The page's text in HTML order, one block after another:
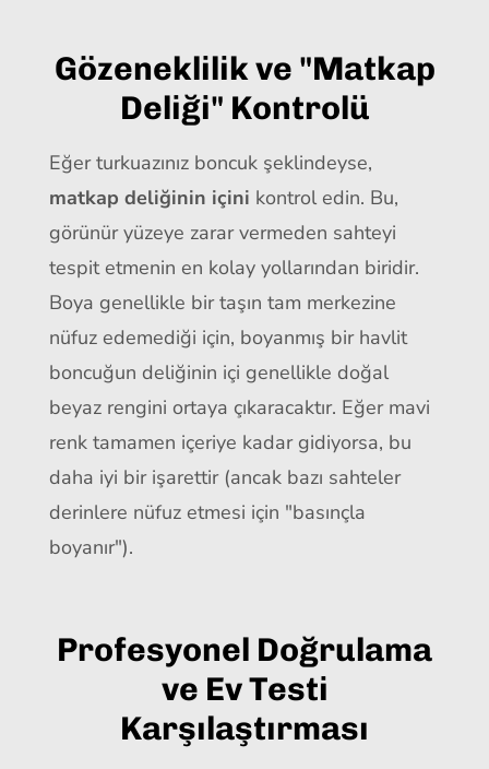
Gözeneklilik ve "Matkap
Deliği" Kontrolü
Eğer turkuazınız boncuk şeklindeyse,
matkap deliğinin içini kontrol edin. Bu,
görünür yüzeye zarar vermeden sahteyi
tespit etmenin en kolay yollarından biridir.
Boya genellikle bir taşın tam merkezine
nüfuz edemediği için, boyanmış bir havlit
boncuğun deliğinin içi genellikle doğal
beyaz rengini ortaya çıkaracaktır. Eğer mavi
renk tamamen içeriye kadar gidiyorsa, bu
daha iyi bir işarettir (ancak bazı sahteler
derinlere nüfuz etmesi için "basınçla
boyanır").
Profesyonel Doğrulama
ve Ev Testi
Karşılaştırması